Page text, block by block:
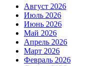
Август 2026
Июль 2026
Июнь 2026
Май 2026
Апрель 2026
Март 2026
Февраль 2026